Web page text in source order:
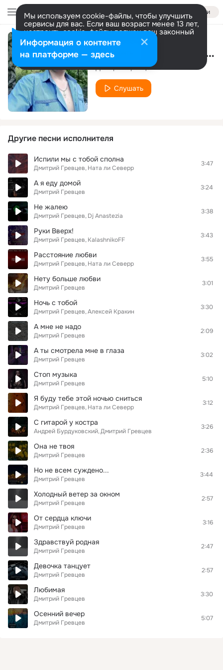
Войти
Мы используем cookie-файлы, чтобы улучшить
сервисы для вас. Если ваш возраст менее 13 лет,
настроить cookie-файлы должен ваш законный
представитель. Больше информации
Разрешить все Настроить Заведу мотоцикл (Новая версия)
Дмитрий Гревцев
Слушать
Другие песни исполнителя
Испили мы с тобой сполна
Дмитрий Гревцев Ната ли Северр
3:47
А я еду домой
Дмитрий Гревцев
3:24
Не жалею
Дмитрий Гревцев Dj Anastezia
3:38
Руки Вверх!
Дмитрий Гревцев KalashnikoFF
3:43
Расстояние любви
Дмитрий Гревцев Ната ли Северр
3:55
Нету больше любви
Дмитрий Гревцев
3:01
Ночь с тобой
Дмитрий Гревцев Алексей Кракин
3:30
А мне не надо
Дмитрий Гревцев
2:09
А ты смотрела мне в глаза
Дмитрий Гревцев
3:02
Стоп музыка
Дмитрий Гревцев
5:10
Я буду тебе этой ночью сниться
Дмитрий Гревцев Ната ли Северр
3:12
С гитарой у костра
Андрей Бурдуковский Дмитрий Гревцев
3:26
Она не твоя
Дмитрий Гревцев
2:36
Но не всем суждено...
Дмитрий Гревцев
3:44
Холодный ветер за окном
Дмитрий Гревцев
2:57
От сердца ключи
Дмитрий Гревцев
3:16
Здравствуй родная
Дмитрий Гревцев
2:47
Девочка танцует
Дмитрий Гревцев
2:57
Любимая
Дмитрий Гревцев
3:30
Осенний вечер
Дмитрий Гревцев
5:07
Информация о контенте
на платформе — здесь